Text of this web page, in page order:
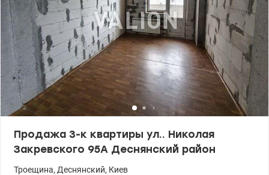
Продажа 3-к квартиры ул.. Николая
Закревского 95А Деснянский район
Троещина, Деснянский, Киев